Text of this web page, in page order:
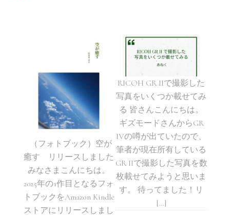
（フォトブック）空が
癒す リリースしました
みなさまこんにちは。
2025年の1作目となるフォ
トブックをAmazon Kindle
ストアにリリースしまし
RICOH GR IIで撮影した
写真をいくつか載せてみ
る 皆さんこんにちは。
ギズモードさんからGR
IVの噂が出ていたので、
筆者が現在所有している
GR IIで撮影した写真を数
枚載せてみようと思いま
す。 待ってました！リ
[…]